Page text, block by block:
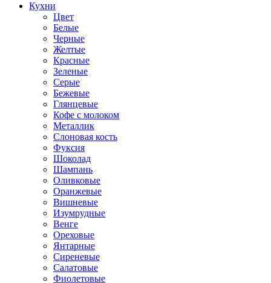
Кухни
Цвет
Белые
Черные
Желтые
Красные
Зеленые
Серые
Бежевые
Глянцевые
Кофе с молоком
Металлик
Слоновая кость
Фуксия
Шоколад
Шампань
Оливковые
Оранжевые
Вишневые
Изумрудные
Венге
Ореховые
Янтарные
Сиреневые
Салатовые
Фиолетовые